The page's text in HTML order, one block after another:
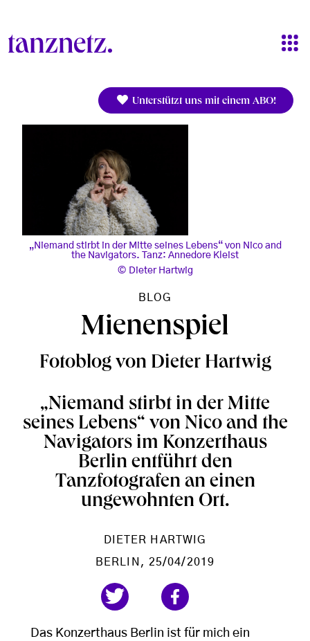
Unterstützt uns mit einem ABO!
„Niemand stirbt in der Mitte seines Lebens“ von Nico and
the Navigators. Tanz: Annedore Kleist
Dieter Hartwig
BLOG
Mienenspiel
Fotoblog von Dieter Hartwig
„Niemand stirbt in der Mitte
seines Lebens“ von Nico and the
Navigators im Konzerthaus
Berlin entführt den
Tanzfotografen an einen
ungewohnten Ort.
DIETER HARTWIG
BERLIN , 25/04/2019
Das Konzerthaus Berlin ist für mich ein